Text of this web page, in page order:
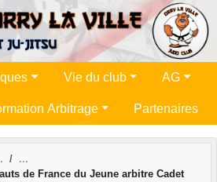
Vie du club AG
Arbitrage Partenaires
de France du Jeune arbitre Cadet
cookies